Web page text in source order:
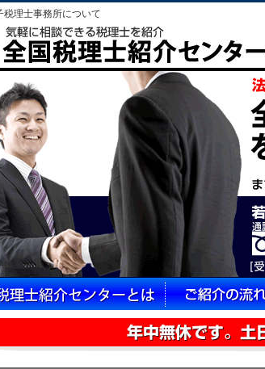
税理士事務所について